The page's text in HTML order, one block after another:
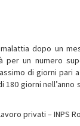
dopo un
per un numero
di giorni pari
giorni
privati – INPS